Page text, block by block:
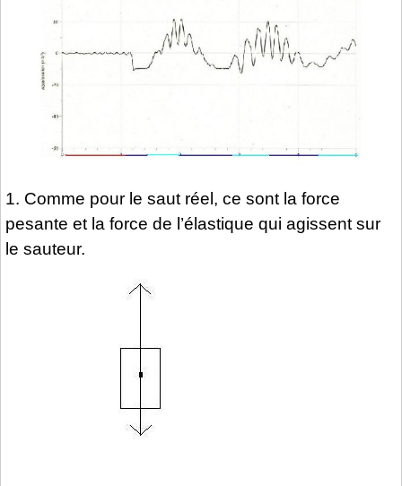
1. Comme pour le saut réel, ce sont la force
pesante et la force de l’élastique qui agissent sur
le sauteur.